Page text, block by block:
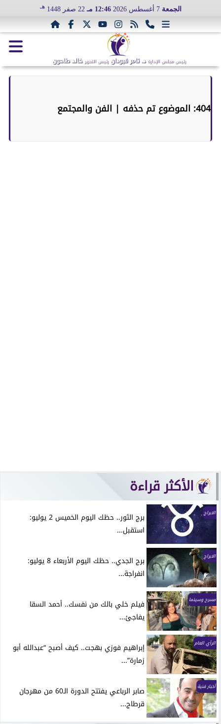
الجمعة 7 أغسطس 2026 12:46 مـ 22 صفر 1448 هـ
رئيس مجلس الإدارة د. تامر قبودان رئيس التحرير خالد طاحون
404: الموضوع تم حذفه | الفن والمجتمع
الأكثر قراءة
الابراج
برج الثور.. حظك اليوم الخميس 2 يوليو:
استقبل...
الابراج
برج الجدي.. حظك اليوم الأربعاء 8 يوليو:
انفراجة...
مسرح وسينما
فيلم خلي بالك من نفسك.. أحمد السقا
يفاجئ...
الرأي العام
إبراهيم فوزي بهجت.. كيف أصبح “عبدالله أبو
زمارة”...
أخبار فنية
صابر الرباعي يفتتح الدورة الـ60 من مهرجان
قرطاج...